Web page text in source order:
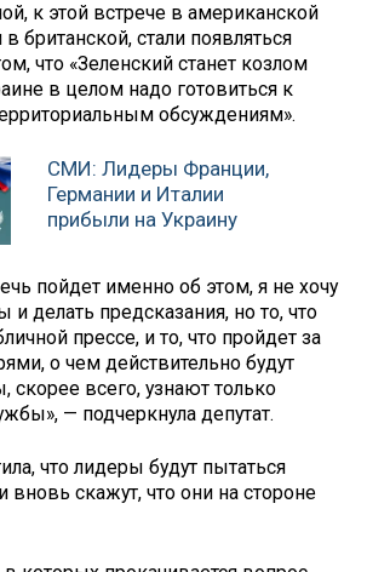
к этой встрече в американской
в британской, стали появляться
что «Зеленский станет козлом
в целом надо готовиться к
обсуждениям».
СМИ: Лидеры Франции,
Германии и Италии
прибыли на Украину
пойдет именно об этом, я не хочу
и делать предсказания, но то, что
прессе, и то, что пройдет за
о чем действительно будут
скорее всего, узнают только
— подчеркнула депутат.
что лидеры будут пытаться
вновь скажут, что они на стороне